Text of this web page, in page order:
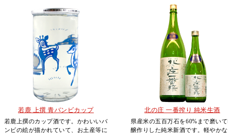
若鹿 上撰 青バンビカップ
若鹿上撰のカップ酒です。かわいいバ
ンビの絵が描かれていて、お土産等に
北の庄 一番搾り 純米生酒
県産米の五百万石を60%まで磨い
醸作りした純米新酒です。軽やか